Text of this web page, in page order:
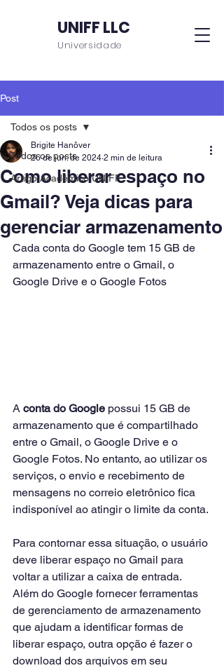
UNIFF LLC
Universidade
Post
Todos os posts
Artigo Acadêmico UNIFF
Todos os posts
Como liberar espaço no
Gmail? Veja dicas para
gerenciar armazenamento
Brigite Hanôver
26 de jun. de 2024 2 min de leitura
Cada conta do Google tem 15 GB de
armazenamento entre o Gmail, o
Google Drive e o Google Fotos
A conta do Google possui 15 GB de
armazenamento que é compartilhado
entre o Gmail, o Google Drive e o
Google Fotos. No entanto, ao utilizar os
serviços, o envio e recebimento de
mensagens no correio eletrônico fica
indisponível ao atingir o limite da conta.
Para contornar essa situação, o usuário
deve liberar espaço no Gmail para
voltar a utilizar a caixa de entrada.
Além do Google fornecer ferramentas
de gerenciamento de armazenamento
que ajudam a identificar formas de
liberar espaço, outra opção é fazer o
download dos arquivos em seu